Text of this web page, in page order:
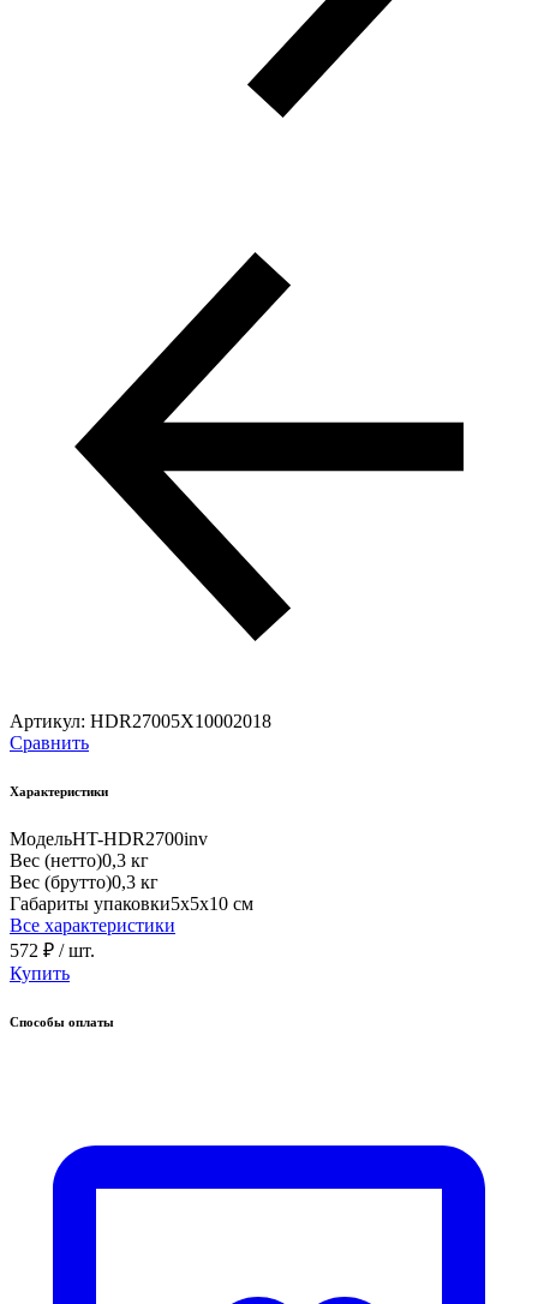
Артикул: HDR27005X10002018
Сравнить
Характеристики
МодельHT-HDR2700inv
Вес (нетто)0,3 кг
Вес (брутто)0,3 кг
Габариты упаковки5х5х10 см
Все характеристики
572 ₽ / шт.
Купить
Способы оплаты